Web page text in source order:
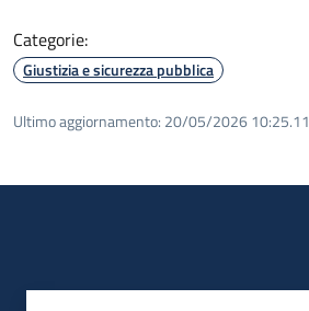
Categorie:
Giustizia e sicurezza pubblica
Ultimo aggiornamento: 20/05/2026 10:25.11